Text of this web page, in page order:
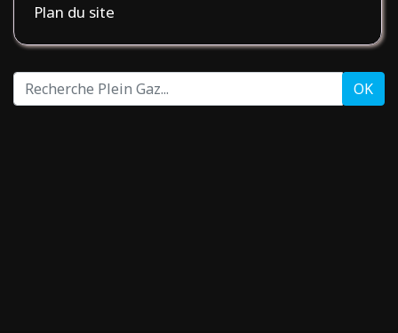
Plan du site
Recherche
Plein
OK